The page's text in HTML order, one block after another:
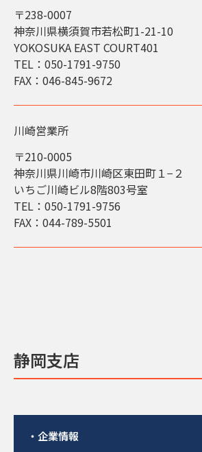
〒238-0007
神奈川県横須賀市若松町1-21-10
YOKOSUKA EAST COURT401
TEL：050-1791-9750
FAX：046-845-9672
川崎営業所
〒210-0005
神奈川県川崎市川崎区東田町１−２
いちご川崎ビル8階803号室
TEL：050-1791-9756
FAX：044-789-5501
静岡支店
・企業情報